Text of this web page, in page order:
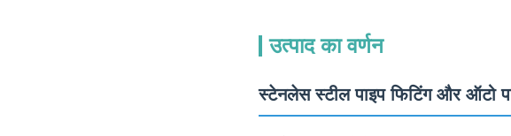
उत्पाद का वर्णन
स्टेनलेस स्टील पाइप फिटिंग और ऑटो